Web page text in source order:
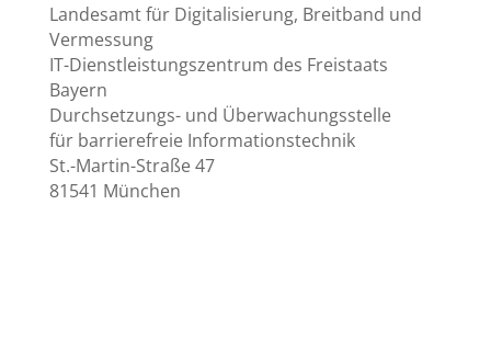
Landesamt für Digitalisierung, Breitband und
Vermessung
IT-Dienstleistungszentrum des Freistaats
Bayern
Durchsetzungs- und Überwachungsstelle
für barrierefreie Informationstechnik
St.-Martin-Straße 47
81541 München